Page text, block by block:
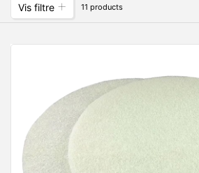
Vis filtre 11 products